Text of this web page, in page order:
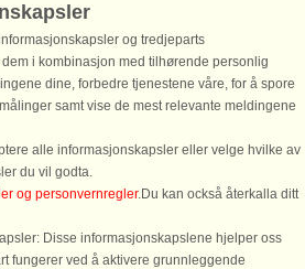
beliggende i roligt naturområde ved Mossø,
ligger på en stor grund med vildmarksbad
kan gemme sig og lege i haven, ...
fra 8.372 NOK
og tredjeparts
i kombinasjon med tilhørende personlig
dine, forbedre tjenestene våre, for å spore
samt vise de mest relevante meldingene
alle informasjonskapsler eller velge hvilke av
du vil godta.
og personvernregler.Du kan också återkalla ditt
Disse informasjonskapslene hjelper oss
fungerer ved å aktivere grunnleggende